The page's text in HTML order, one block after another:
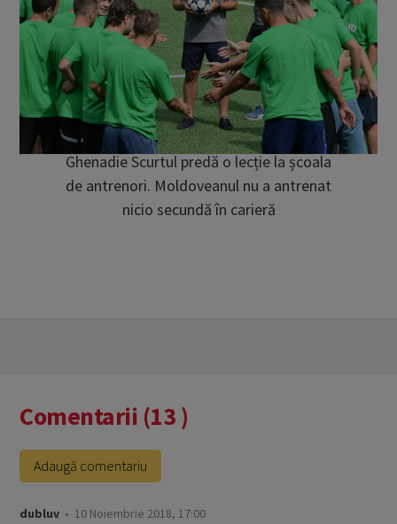
Ghenadie Scurtul predă o lecție la școala
de antrenori. Moldoveanul nu a antrenat
nicio secundă în carieră
Comentarii (13 )
Adaugă comentariu
dubluv • 10 Noiembrie 2018, 17:00